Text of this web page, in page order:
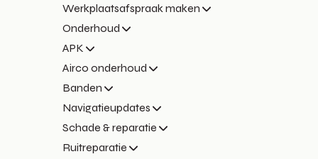
Werkplaatsafspraak maken
Onderhoud
APK
Airco onderhoud
Banden
Navigatieupdates
Schade & reparatie
Ruitreparatie